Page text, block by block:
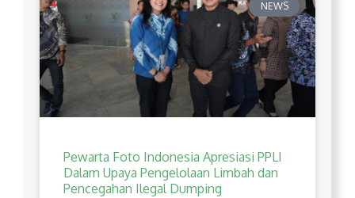
NEWS
Pewarta Foto Indonesia Apresiasi PPLI
Dalam Upaya Pengelolaan Limbah dan
Pencegahan Ilegal Dumping